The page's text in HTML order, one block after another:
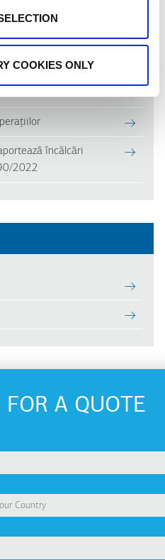
COOKIES ONLY
încălcări
2022
FOR A QUOTE
to